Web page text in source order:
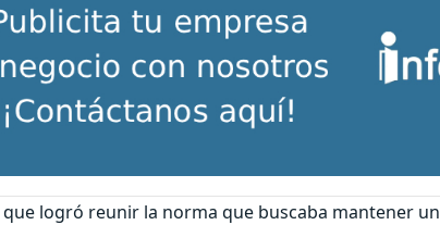
que logró reunir la norma que buscaba mantener un